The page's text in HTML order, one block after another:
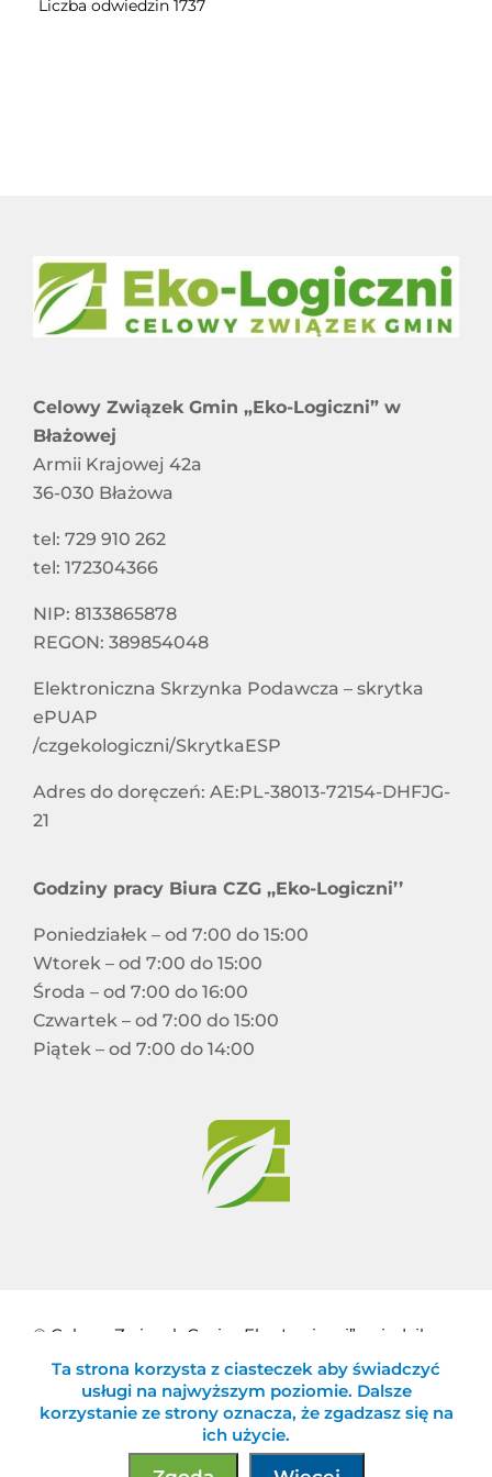
DOSTĘPNOŚĆ
Liczba odwiedzin 1737
Celowy Związek Gmin „Eko-Logiczni” w
Błażowej
Armii Krajowej 42a
36-030 Błażowa
tel: 729 910 262
tel: 172304366
NIP: 8133865878
REGON: 389854048
Elektroniczna Skrzynka Podawcza – skrytka
ePUAP
/czgekologiczni/SkrytkaESP
Adres do doręczeń: AE:PL-38013-72154-DHFJG-
21
Godziny pracy Biura CZG ,,Eko-Logiczni’’
Poniedziałek – od 7:00 do 15:00
Wtorek – od 7:00 do 15:00
Środa – od 7:00 do 16:00
Czwartek – od 7:00 do 15:00
Piątek – od 7:00 do 14:00
© Celowy Związek Gmin „Eko-Logiczni” z siedzibą w
Błażowej
Ta strona korzysta z ciasteczek aby świadczyć
usługi na najwyższym poziomie. Dalsze
korzystanie ze strony oznacza, że zgadzasz się na
ich użycie.